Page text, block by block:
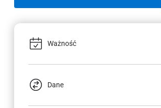
Ważność
Dane